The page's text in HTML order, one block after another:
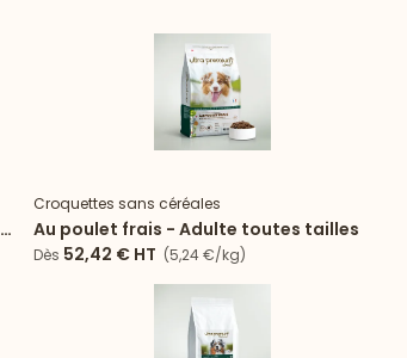
Croquettes sans céréales
Au poulet frais - Adulte toutes tailles
Dès 52,42 € HT (5,24 €/kg)